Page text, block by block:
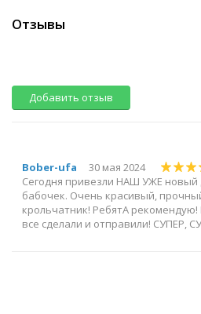
Отзывы
Добавить отзыв
Bober-ufa
30 мая 2024
Сегодня привезли НАШ УЖЕ новый
бабочек. Очень красивый,
крольчатник! РебятА
все сделали и отправили! СУПЕР,